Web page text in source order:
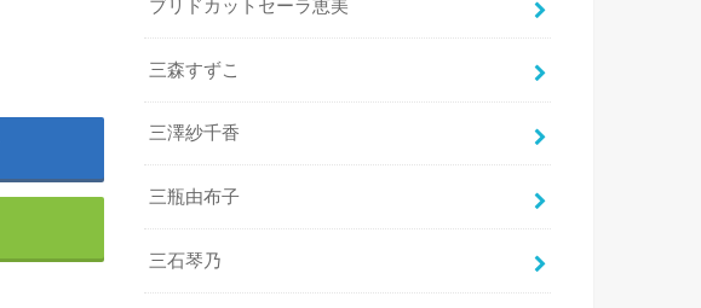
ブリドカットセーラ恵美
三森すずこ
三澤紗千香
三瓶由布子
三石琴乃